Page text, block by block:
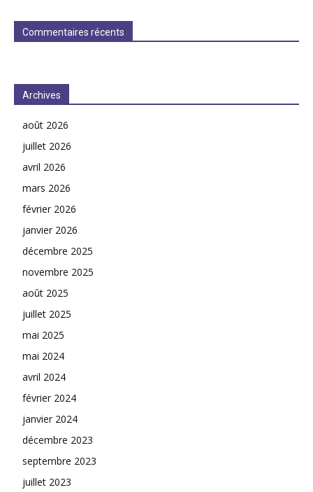
Commentaires récents
Archives
août 2026
juillet 2026
avril 2026
mars 2026
février 2026
janvier 2026
décembre 2025
novembre 2025
août 2025
juillet 2025
mai 2025
mai 2024
avril 2024
février 2024
janvier 2024
décembre 2023
septembre 2023
juillet 2023